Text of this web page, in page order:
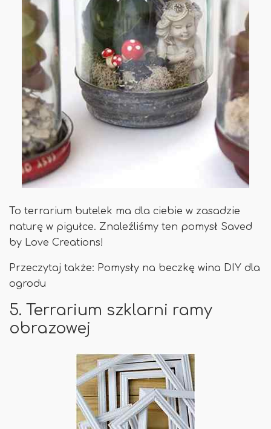
To terrarium butelek ma dla ciebie w zasadzie
naturę w pigułce. Znaleźliśmy ten pomysł Saved
by Love Creations!
Przeczytaj także: Pomysły na beczkę wina DIY dla
ogrodu
5. Terrarium szklarni ramy
obrazowej